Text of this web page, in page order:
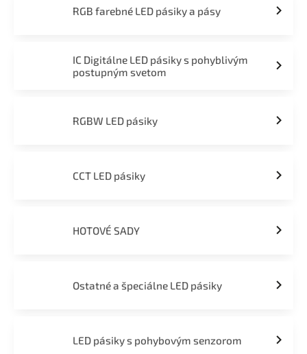
RGB farebné LED pásiky a pásy
IC Digitálne LED pásiky s pohyblivým
postupným svetom
RGBW LED pásiky
CCT LED pásiky
HOTOVÉ SADY
Ostatné a špeciálne LED pásiky
LED pásiky s pohybovým senzorom